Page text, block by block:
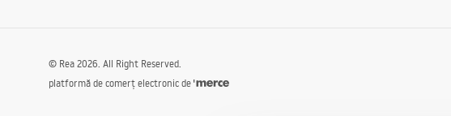
© Rea 2026. All Right Reserved.
platformă de comerț electronic de